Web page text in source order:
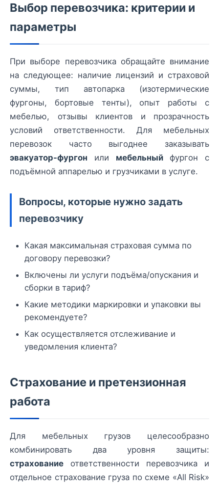
Выбор перевозчика: критерии и
параметры
При выборе перевозчика обращайте внимание
на следующее: наличие лицензий и страховой
суммы, тип автопарка (изотермические
фургоны, бортовые тенты), опыт работы с
мебелью, отзывы клиентов и прозрачность
условий ответственности. Для мебельных
перевозок часто выгоднее заказывать
эвакуатор-фургон или мебельныйфургон с
подъёмной аппарелью и грузчиками в услуге.
Вопросы, которые нужно задать
перевозчику
Какая максимальная страховая сумма по
договору перевозки?
Включены ли услуги подъёма/опускания и
сборки в тариф?
Какие методики маркировки и упаковки вы
рекомендуете?
Как осуществляется отслеживание и
уведомления клиента?
Страхование и претензионная
работа
Для мебельных грузов целесообразно
комбинировать два уровня защиты:
страхование ответственности перевозчика и
отдельное страхование груза по схеме «All Risk»